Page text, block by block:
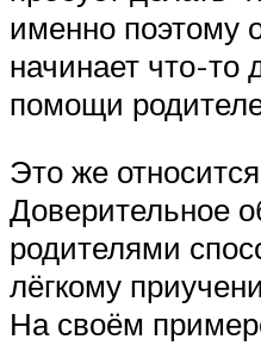
именно поэтому
начинает что-то
помощи
Это же
Доверительное
родителями
лёгкому
На своём